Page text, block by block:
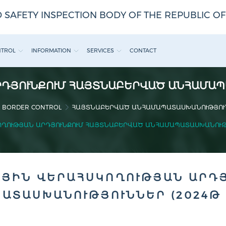
SAFETY INSPECTION BODY OF THE REPUBLIC
INFORMATION SERVICES CONTACT
ՀԱՅՏՆԱԲԵՐՎԱԾ
BORDER CONTROL ՀԱՅՏՆԱԲԵՐՎԱԾ
ԱՐԴՅՈՒՆՔՈՒՄ ՀԱՅՏՆԱԲԵՐՎԱԾ
ՎԵՐԱՀՍԿՈՂՈՒԹՅԱՆ
(2024Թ